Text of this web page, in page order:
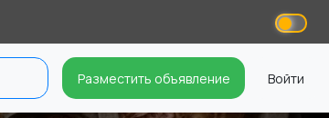
Разместить объявление Войти